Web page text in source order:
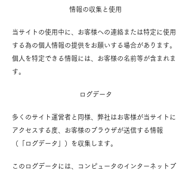
情報の収集と使用
当サイトの使用中に、お客様への連絡または特定に使用
する為の個人情報の提供をお願いする場合があります。
個人を特定できる情報には、お客様の名前等が含まれま
す。
ログデータ
多くのサイト運営者と同様、弊社はお客様が当サイトに
アクセスする度、お客様のブラウザが送信する情報
（「ログデータ」）を収集します。
このログデータには、コンピュータのインターネットプ